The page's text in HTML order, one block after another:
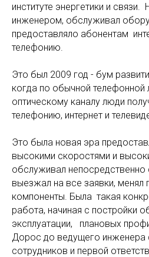
институте энергетики и
инженером, обслуживал
предоставляло абонентам
телефонию.
Это был 2009 год - бум
когда по обычной телефонной
оптическому каналу люди
телефонию, интернет и
Это была новая эра
высокими скоростями и
обслуживал непосредственно
выезжал на все заявки, менял
компоненты. Была такая
работа, начиная с постройки
эксплуатации, плановых
Дорос до ведущего инженера
сотрудников и первой